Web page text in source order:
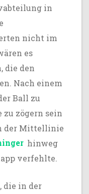
in
nicht im
es
die den
Nach einem
Ball zu
zu zögern sein
der Mittellinie
hinweg
verfehlte.
die in der